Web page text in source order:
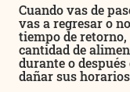
Cuando vas de
vas a regresar o
tiempo de
cantidad de
durante o
dañar sus